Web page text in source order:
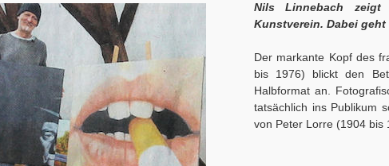
Nils Linnebach
Kunstverein. Dabei
Der markante Kopf des
bis 1976) blickt den
Halbformat an.
tatsächlich ins Publikum
von Peter Lorre (1904 bis